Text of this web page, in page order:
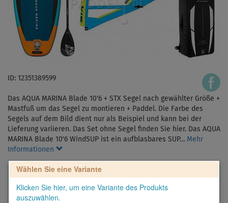
ID: 12351389599
Das AQUA MARINA Blade 10'6 + STX Segel nach gewählter Größe +
Mastfuß um das Segel zu montieren + Paddel. Die Farbe des
Segels auf dem Bild dient nur als Beispiel und kann bei der
Lieferung variieren. Das Set ohne Segel finden Sie hier. Das AQUA
MARINA Blade 10'6 WindSUP ist ein aufblasbares SUP… Mehr
Informationen
Wählen Sie eine Variante
Klicken Sie hier, um eine Variante des Produkts
auszuwählen.